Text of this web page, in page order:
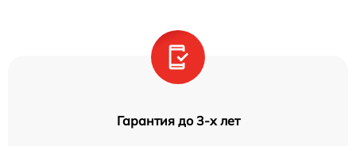
Гарантия до 3-х лет